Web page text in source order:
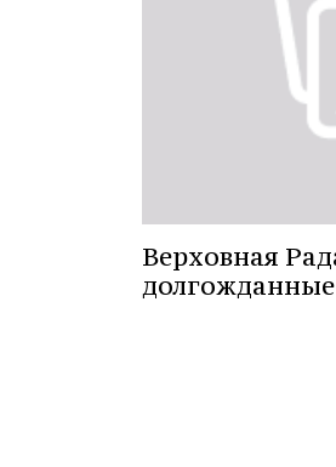
Верховная